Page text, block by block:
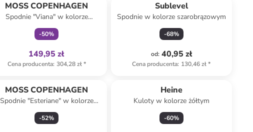
MOSS COPENHAGEN
Spodnie "Viana" w kolorze
niebieskim
-50%
149,95 zł
Cena producenta: 304,28 zł*
Sublevel
Spodnie w kolorze szarobrązowym
-68%
od: 40,95 zł
Cena producenta: 130,46 zł*
MOSS COPENHAGEN
Spodnie "Esteriane" w kolorze
kremowym
-52%
Heine
Kuloty w kolorze żółtym
-60%